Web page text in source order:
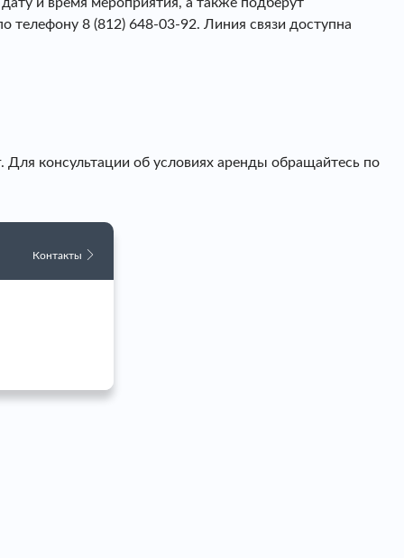
телефону 8 (812) 648-03-92. Линия связи доступна
консультации об условиях аренды обращайтесь по
Контакты